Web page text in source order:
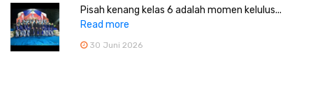
Pisah kenang kelas 6 adalah momen kelulus...
Read more
30 Juni 2026